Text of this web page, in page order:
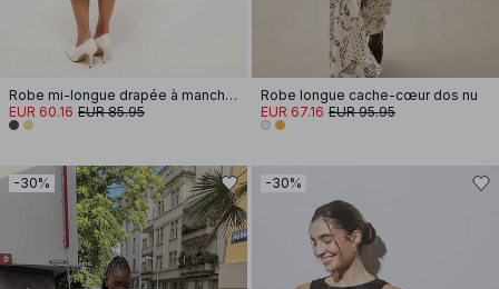
Robe mi-longue drapée à manches longues et dos ouvert
EUR 60.16 EUR 85.95
Robe longue cache-cœur dos nu
EUR 67.16 EUR 95.95
-30% -30%